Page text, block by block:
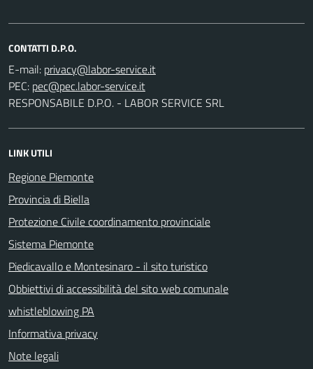
CONTATTI D.P.O.
E-mail:
PEC:
RESPONSABILE D.P.O. - LABOR SERVICE SRL
LINK UTILI
Regione Piemonte
Provincia di Biella
Protezione Civile coordinamento provinciale
Sistema Piemonte
Piedicavallo e Montesinaro - il sito turistico
Obbiettivi di accessibilità del sito web comunale
whistleblowing PA
Informativa privacy
Note legali